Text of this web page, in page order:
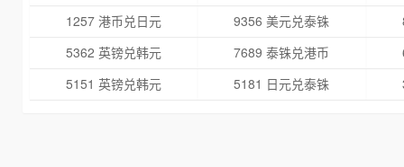
1257 港币兑日元
9356 美元兑泰铢
5362 英镑兑韩元
7689 泰铢兑港币
5151 英镑兑韩元
5181 日元兑泰铢